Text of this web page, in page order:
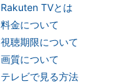
Rakuten TVとは
料金について
視聴期限について
画質について
テレビで見る方法